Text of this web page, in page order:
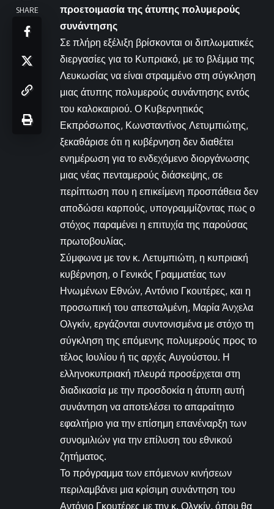
SHARE
προετοιμασία της άτυπης πολυμερούς
συνάντησης
Σε πλήρη εξέλιξη βρίσκονται οι διπλωματικές
διεργασίες για το Κυπριακό, με το βλέμμα της
Λευκωσίας να είναι στραμμένο στη σύγκληση
μιας άτυπης πολυμερούς συνάντησης εντός
του καλοκαιριού. Ο Κυβερνητικός
Εκπρόσωπος, Κωνσταντίνος Λετυμπιώτης,
ξεκαθάρισε ότι η κυβέρνηση δεν διαθέτει
ενημέρωση για το ενδεχόμενο διοργάνωσης
μιας νέας πενταμερούς διάσκεψης, σε
περίπτωση που η επικείμενη προσπάθεια δεν
αποδώσει καρπούς, υπογραμμίζοντας πως ο
στόχος παραμένει η επιτυχία της παρούσας
πρωτοβουλίας.
Σύμφωνα με τον κ. Λετυμπιώτη, η κυπριακή
κυβέρνηση, ο Γενικός Γραμματέας των
Ηνωμένων Εθνών, Αντόνιο Γκουτέρες, και η
προσωπική του απεσταλμένη, Μαρία Άνχελα
Ολγκίν, εργάζονται συντονισμένα με στόχο τη
σύγκληση της επόμενης πολυμερούς προς το
τέλος Ιουλίου ή τις αρχές Αυγούστου. Η
ελληνοκυπριακή πλευρά προσέρχεται στη
διαδικασία με την προσδοκία η άτυπη αυτή
συνάντηση να αποτελέσει το απαραίτητο
εφαλτήριο για την επίσημη επανέναρξη των
συνομιλιών για την επίλυση του εθνικού
ζητήματος.
Το πρόγραμμα των επόμενων κινήσεων
περιλαμβάνει μια κρίσιμη συνάντηση του
Αντόνιο Γκουτέρες με την κ. Ολγκίν, όπου θα